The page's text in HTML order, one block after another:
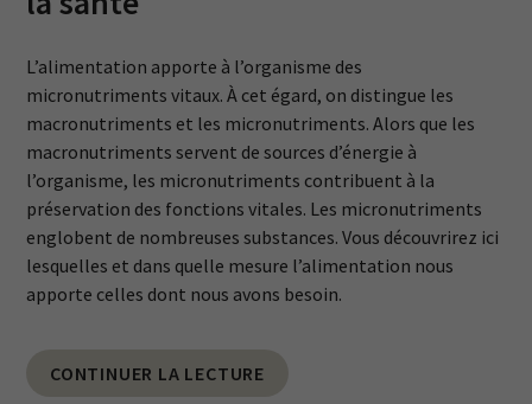
L’alimentation apporte à l’organisme des
micronutriments vitaux. À cet égard, on distingue les
macronutriments et les micronutriments. Alors que les
macronutriments servent de sources d’énergie à
l’organisme, les micronutriments contribuent à la
préservation des fonctions vitales. Les micronutriments
englobent de nombreuses substances. Vous découvrirez ici
lesquelles et dans quelle mesure l’alimentation nous
apporte celles dont nous avons besoin.
CONTINUER LA LECTURE